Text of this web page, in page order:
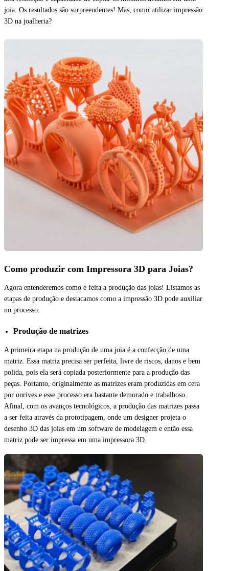
joia. Os resultados são surpreendentes! Mas, como utilizar impressão
3D na joalheria?
Como produzir com Impressora 3D para Joias?
Agora entenderemos como é feita a produção das joias! Listamos as
etapas de produção e destacamos como a impressão 3D pode auxiliar
no processo.
Produção de matrizes
A primeira etapa na produção de uma joia é a confecção de uma
matriz. Essa matriz precisa ser perfeita, livre de riscos, danos e bem
polida, pois ela será copiada posteriormente para a produção das
peças. Portanto, originalmente as matrizes eram produzidas em cera
por ourives e esse processo era bastante demorado e trabalhoso.
Afinal, com os avanços tecnológicos, a produção das matrizes passa
a ser feita através da prototipagem, onde um designer projeta o
desenho 3D das joias em um software de modelagem e então essa
matriz pode ser impressa em uma impressora 3D.